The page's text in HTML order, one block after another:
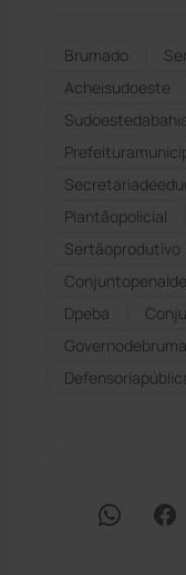
Brumado
Acheisudoeste
Plantãopolicial
Sertãoprodutivo
Dpeba